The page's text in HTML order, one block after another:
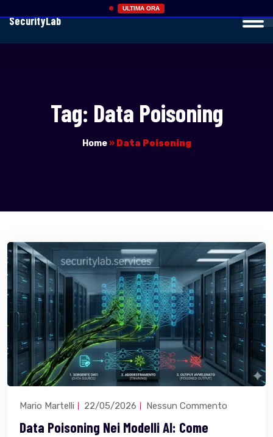
ULTIMA ORA
SecurityLab
Tag: Data Poisoning
Home» Data Poisoning
Mario Martelli 22/05/2026 Nessun Commento
Data Poisoning Nei Modelli AI: Come